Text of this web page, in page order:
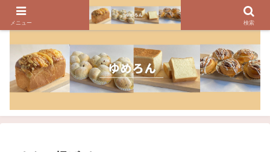
パンのレシピ、パン作りの疑問や美味しく焼けるコツを紹介しています
メニュー 検索